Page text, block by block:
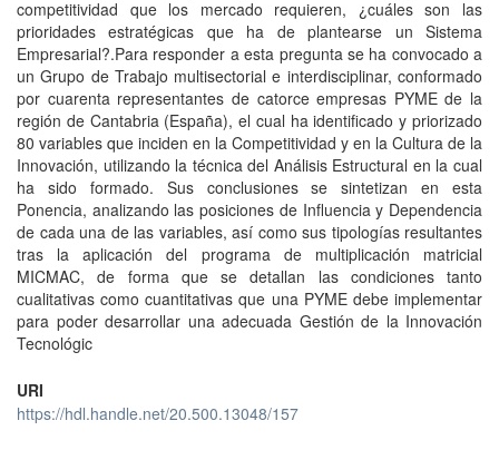
competitividad que los mercado requieren, ¿cuáles son las
prioridades estratégicas que ha de plantearse un Sistema
Empresarial?.Para responder a esta pregunta se ha convocado a
un Grupo de Trabajo multisectorial e interdisciplinar, conformado
por cuarenta representantes de catorce empresas PYME de la
región de Cantabria (España), el cual ha identificado y priorizado
80 variables que inciden en la Competitividad y en la Cultura de la
Innovación, utilizando la técnica del Análisis Estructural en la cual
ha sido formado. Sus conclusiones se sintetizan en esta
Ponencia, analizando las posiciones de Influencia y Dependencia
de cada una de las variables, así como sus tipologías resultantes
tras la aplicación del programa de multiplicación matricial
MICMAC, de forma que se detallan las condiciones tanto
cualitativas como cuantitativas que una PYME debe implementar
para poder desarrollar una adecuada Gestión de la Innovación
Tecnológic
URI
https://hdl.handle.net/20.500.13048/157